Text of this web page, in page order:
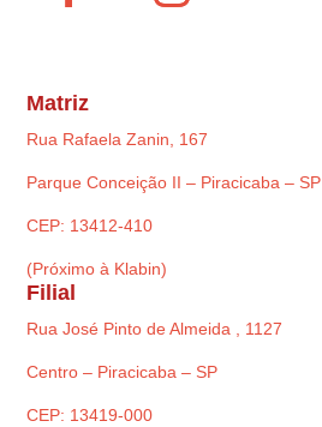
Matriz
Rua Rafaela Zanin, 167
Parque Conceição II – Piracicaba – SP
CEP: 13412-410
(Próximo à Klabin)
Filial
Rua José Pinto de Almeida , 1127
Centro – Piracicaba – SP
CEP: 13419-000